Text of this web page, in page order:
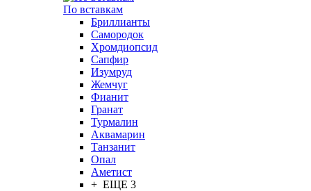
По вставкам
Бриллианты
Самородок
Хромдиопсид
Сапфир
Изумруд
Жемчуг
Фианит
Гранат
Турмалин
Аквамарин
Танзанит
Опал
Аметист
+ ЕЩЕ 3